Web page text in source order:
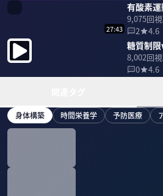
有酸素
9,075回
2
4.6
27:43
糖質制
8,002回
0
4.6
身体構築 時間栄養学 予防医療